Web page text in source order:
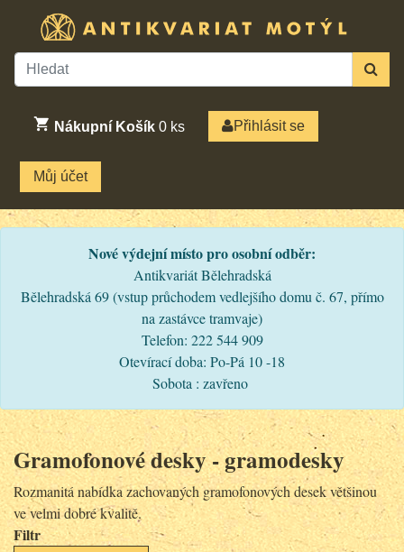
Nákupní Košík 0 ks Přihlásit se
Můj účet
Nové výdejní místo pro osobní odběr:
Antikvariát Bělehradská
Bělehradská 69 (vstup průchodem vedlejšího domu č. 67, přímo
na zastávce tramvaje)
Telefon: 222 544 909
Otevírací doba: Po-Pá 10 -18
Sobota : zavřeno
Gramofonové desky - gramodesky
Rozmanitá nabídka zachovaných gramofonových desek většinou
ve velmi dobré kvalitě.
Filtr